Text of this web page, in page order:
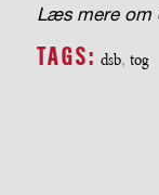
Læs mere om
TAGS: dsb, tog